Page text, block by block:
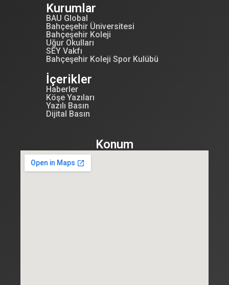
Kurumlar
BAU Global
Bahçeşehir Üniversitesi
Bahçeşehir Koleji
Uğur Okulları
SEY Vakfı
Bahçeşehir Koleji Spor Kulübü
İçerikler
Haberler
Köşe Yazıları
Yazılı Basın
Dijital Basın
Konum